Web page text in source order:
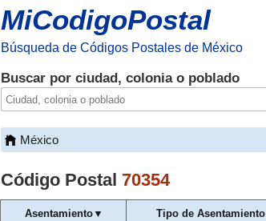
MiCodigoPostal
Búsqueda de Códigos Postales de México
Buscar por ciudad, colonia o poblado
México
Código Postal 70354
Asentamiento▼ Tipo de Asentamiento